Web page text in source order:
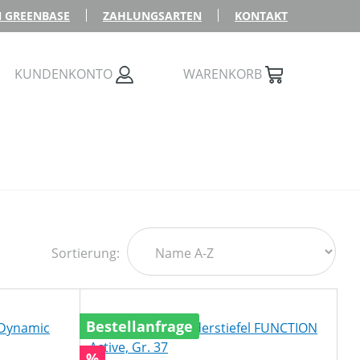
ZAHLUNGSARTEN KONTAKT
KUNDENKONTO WARENKORB
Sortierung:
Bestellanfrage